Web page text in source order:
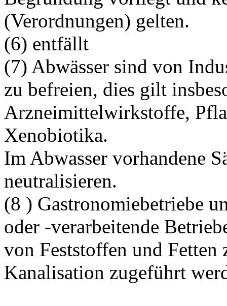
(Verordnungen) gelten.
(6) entfällt
(7) Abwässer sind von
zu befreien, dies gilt
Arzneimittelwirkstoffe,
Xenobiotika.
Im Abwasser vorhandene
neutralisieren.
(8 ) Gastronomiebetriebe
oder -verarbeitende
von Feststoffen und Fetten
Kanalisation zugeführt